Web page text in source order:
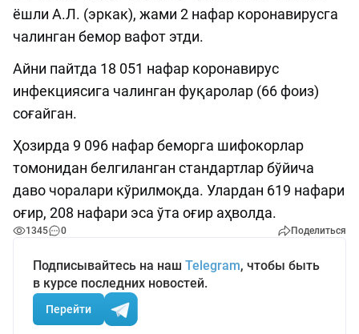
ёшли А.Л. (эркак), жами 2 нафар коронавирусга
чалинган бемор вафот этди.
Айни пайтда 18 051 нафар коронавирус
инфекциясига чалинган фуқаролар (66 фоиз)
соғайган.
Ҳозирда 9 096 нафар беморга шифокорлар
томонидан белгиланган стандартлар бўйича
даво чоралари кўрилмоқда. Улардан 619 нафари
оғир, 208 нафари эса ўта оғир аҳволда.
1345 0 Поделиться
Подписывайтесь на наш Telegram, чтобы быть
в курсе последних новостей.
Перейти